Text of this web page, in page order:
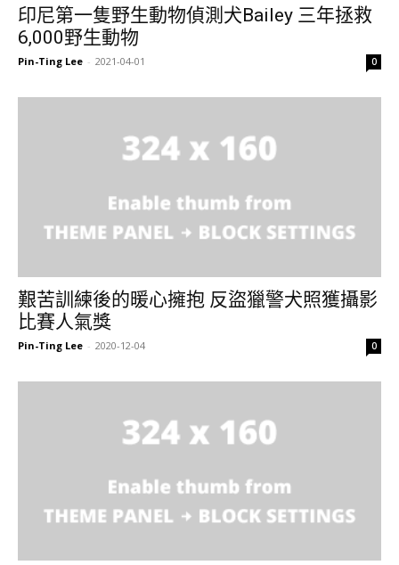
印尼第一隻野生動物偵測犬Bailey 三年拯救
6,000野生動物
Pin-Ting Lee - 2021-04-01 0
艱苦訓練後的暖心擁抱 反盜獵警犬照獲攝影
比賽人氣獎
Pin-Ting Lee - 2020-12-04 0